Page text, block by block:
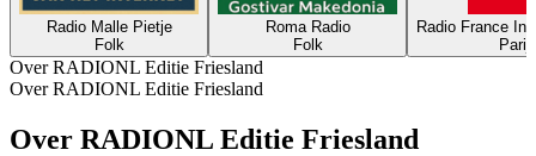
Radio Malle Pietje
Folk
Roma Radio
Folk
Radio France
Over RADIONL Editie Friesland
Over RADIONL Editie Friesland
Over RADIONL Editie Friesland